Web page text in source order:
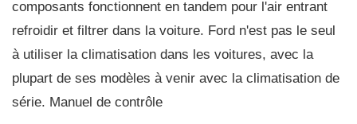
composants fonctionnent en tandem pour l'air entrant
refroidir et filtrer dans la voiture. Ford n'est pas le seul
à utiliser la climatisation dans les voitures, avec la
plupart de ses modèles à venir avec la climatisation de
série. Manuel de contrôle